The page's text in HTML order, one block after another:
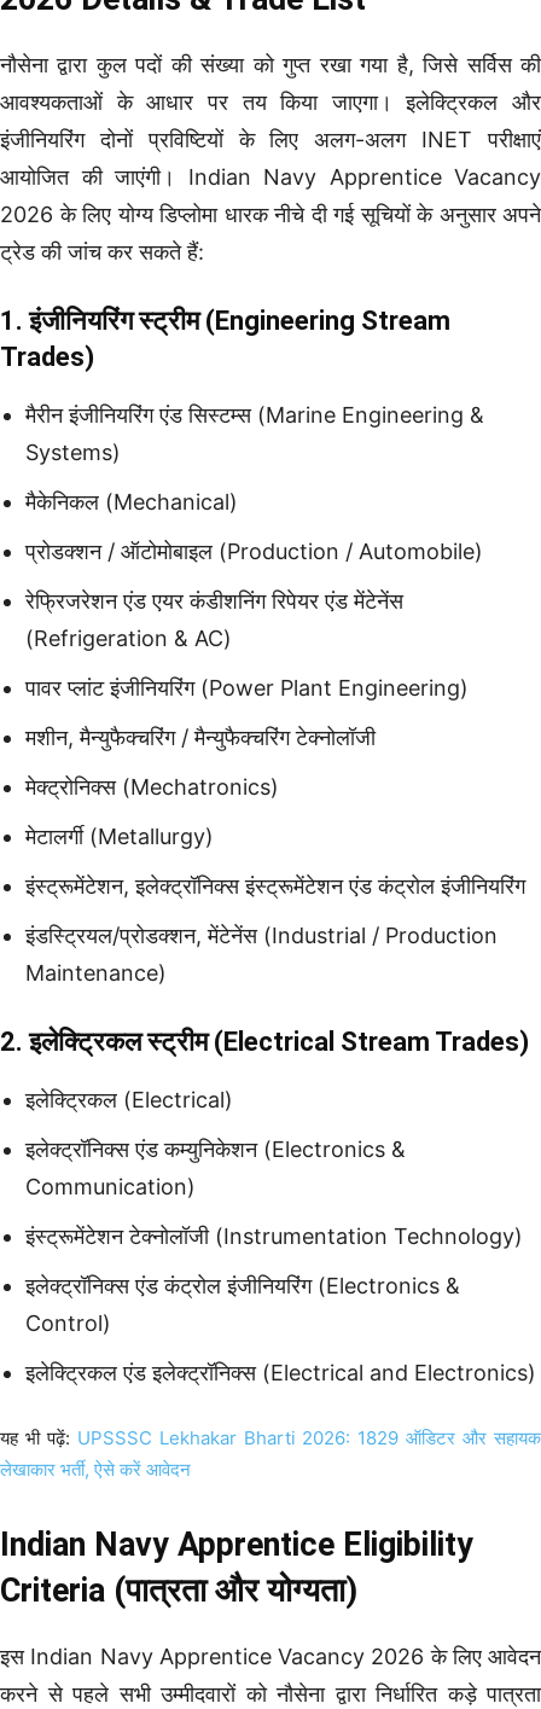
नौसेना द्वारा कुल पदों की संख्या को गुप्त रखा गया है, जिसे सर्विस की
आवश्यकताओं के आधार पर तय किया जाएगा। इलेक्ट्रिकल और
इंजीनियरिंग दोनों प्रविष्टियों के लिए अलग-अलग INET परीक्षाएं
आयोजित की जाएंगी। Indian Navy Apprentice Vacancy
2026 के लिए योग्य डिप्लोमा धारक नीचे दी गई सूचियों के अनुसार अपने
ट्रेड की जांच कर सकते हैं:
1. इंजीनियरिंग स्ट्रीम (Engineering Stream
Trades)
मैरीन इंजीनियरिंग एंड सिस्टम्स (Marine Engineering &
Systems)
मैकेनिकल (Mechanical)
प्रोडक्शन / ऑटोमोबाइल (Production / Automobile)
रेफ्रिजरेशन एंड एयर कंडीशनिंग रिपेयर एंड मेंटेनेंस
(Refrigeration & AC)
पावर प्लांट इंजीनियरिंग (Power Plant Engineering)
मशीन, मैन्युफैक्चरिंग / मैन्युफैक्चरिंग टेक्नोलॉजी
मेक्ट्रोनिक्स (Mechatronics)
मेटालर्गी (Metallurgy)
इंस्ट्रूमेंटेशन, इलेक्ट्रॉनिक्स इंस्ट्रूमेंटेशन एंड कंट्रोल इंजीनियरिंग
इंडस्ट्रियल/प्रोडक्शन, मेंटेनेंस (Industrial / Production
Maintenance)
2. इलेक्ट्रिकल स्ट्रीम (Electrical Stream Trades)
इलेक्ट्रिकल (Electrical)
इलेक्ट्रॉनिक्स एंड कम्युनिकेशन (Electronics &
Communication)
इंस्ट्रूमेंटेशन टेक्नोलॉजी (Instrumentation Technology)
इलेक्ट्रॉनिक्स एंड कंट्रोल इंजीनियरिंग (Electronics &
Control)
इलेक्ट्रिकल एंड इलेक्ट्रॉनिक्स (Electrical and Electronics)
यह भी पढ़ें: UPSSSC Lekhakar Bharti 2026: 1829 ऑडिटर और सहायक
लेखाकार भर्ती, ऐसे करें आवेदन
Indian Navy Apprentice Eligibility
Criteria (पात्रता और योग्यता)
इस Indian Navy Apprentice Vacancy 2026 के लिए आवेदन
करने से पहले सभी उम्मीदवारों को नौसेना द्वारा निर्धारित कड़े पात्रता